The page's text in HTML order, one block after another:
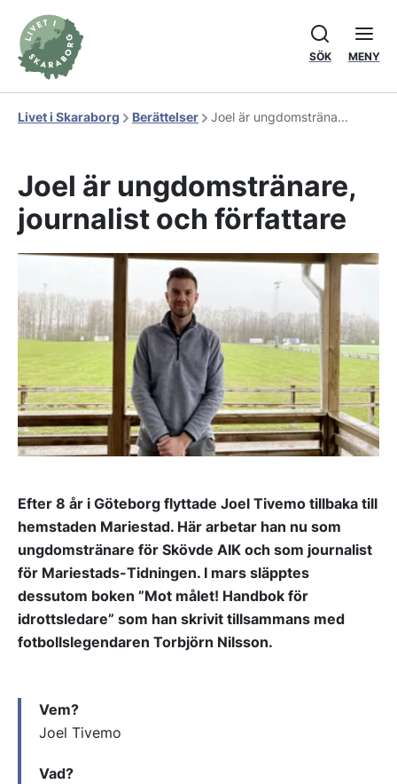
SÖK MENY
Livet i Skaraborg Berättelser Joel är ungdomsträna...
Joel är ungdomstränare,
journalist och författare
Efter 8 år i Göteborg flyttade Joel Tivemo tillbaka till
hemstaden Mariestad. Här arbetar han nu som
ungdomstränare för Skövde AIK och som journalist
för Mariestads-Tidningen. I mars släpptes
dessutom boken ”Mot målet! Handbok för
idrottsledare” som han skrivit tillsammans med
fotbollslegendaren Torbjörn Nilsson.
Vem?
Joel Tivemo
Vad?